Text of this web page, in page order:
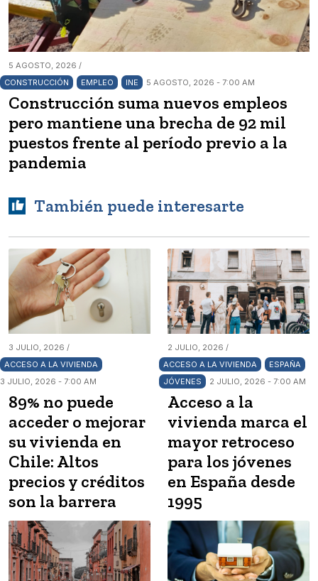
5 AGOSTO, 2026 /
CONSTRUCCIÓN
EMPLEO INE 5 AGOSTO, 2026 - 7:00 AM
Construcción suma nuevos empleos
pero mantiene una brecha de 92 mil
puestos frente al período previo a la
pandemia
También puede interesarte
3 JULIO, 2026 /
ACCESO A LA VIVIENDA
3 JULIO, 2026 - 7:00 AM
89% no puede
acceder o mejorar
su vivienda en
Chile: Altos
precios y créditos
son la barrera
2 JULIO, 2026 /
ACCESO A LA VIVIENDA
ESPAÑA
JÓVENES
2 JULIO, 2026 - 7:00 AM
Acceso a la
vivienda marca el
mayor retroceso
para los jóvenes
en España desde
1995